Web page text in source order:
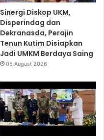
Sinergi Diskop UKM,
Disperindag dan
Dekranasda, Perajin
Tenun Kutim Disiapkan
Jadi UMKM Berdaya Saing
05 August 2026